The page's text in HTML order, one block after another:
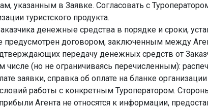
указанным в Заявке. Согласовать с
туристского продукта.
денежные средства в порядке и сроки,
предусмотрен договором, заключенным между
передачу денежных средств от
(но не ограничиваясь перечисленным):
заявки, справка об оплате на бланке
работы с конкретным Туроператором.
Агента не относятся к информации,